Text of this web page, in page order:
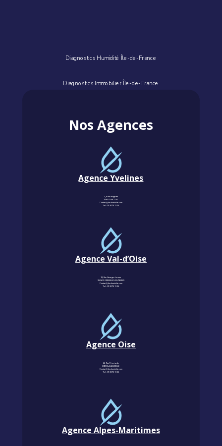
Diagnostics Humidité Île-de-France
Diagnostics Immobilier Île-de-France
Nos Agences
Agence Yvelines
3, Allée magritte
78400 CHATOU
Contact@km-humidite.com
Tel :01 30 76 13 26
Agence Val-d’Oise
18, Rue Georges Leroux
95240 CORMEILLES-EN-PARISIS
Contact@km-humidite.com
Tel :01 30 76 13 26
Agence Oise
22, Rue Principale
60850 LALANDELLE
Contact@km-humidite.com
Tel :01 30 76 13 26
Agence Alpes-Maritimes